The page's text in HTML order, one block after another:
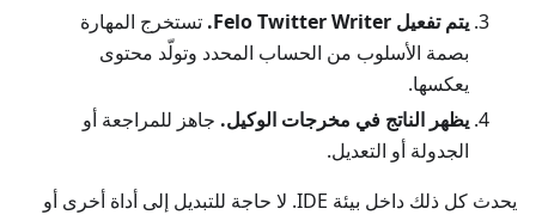
يتم تفعيل Felo Twitter Writer.
تستخرج المهارة
بصمة الأسلوب من الحساب المحدد وتولّد محتوى
يعكسها.
يظهر الناتج في مخرجات الوكيل. جاهز للمراجعة أو
الجدولة أو التعديل.
يحدث كل ذلك داخل بيئة IDE. لا حاجة للتبديل إلى أداة أخرى أو